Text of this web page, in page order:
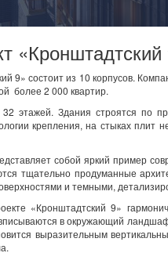
«Кронштадтский
9» состоит из 10 корпусов.
более 2 000 квартир.
этажей. Здания строятся по
крепления, на стыках плит
собой яркий пример
тщательно продуманные
и темными,
«Кронштадтский 9»
в окружающий
выразительным